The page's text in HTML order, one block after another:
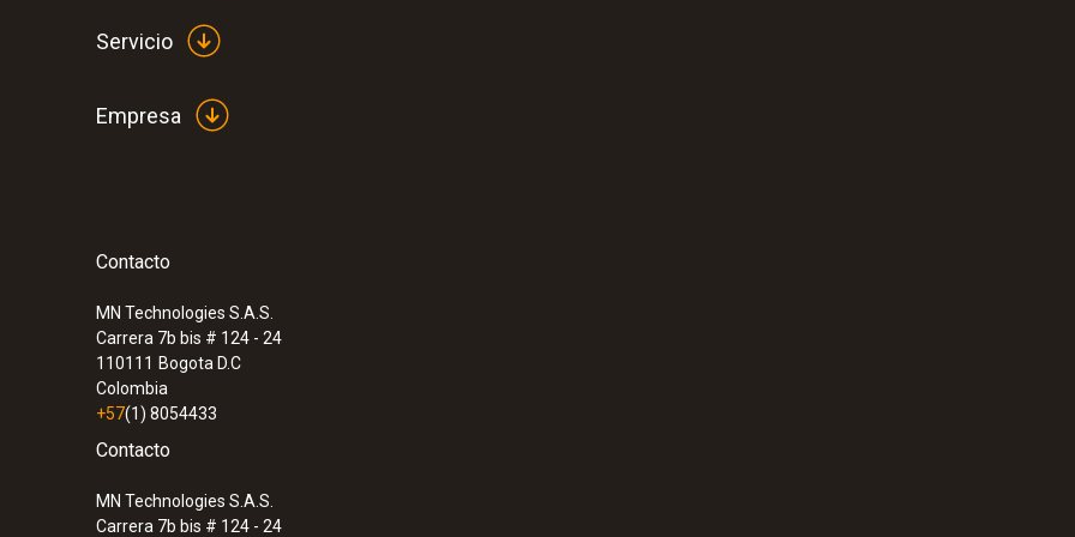
Servicio
Empresa
Contacto
MN Technologies S.A.S.
Carrera 7b bis # 124 - 24
110111 Bogota D.C
Colombia
+57(1) 8054433
Contacto
MN Technologies S.A.S.
Carrera 7b bis # 124 - 24